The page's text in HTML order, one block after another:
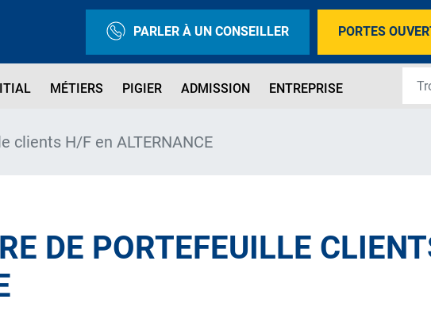
PARLER À UN CONSEILLER PORTES
MÉTIERS PIGIER ADMISSION ENTREPRISE
clients H/F en ALTERNANCE
DE PORTEFEUILLE